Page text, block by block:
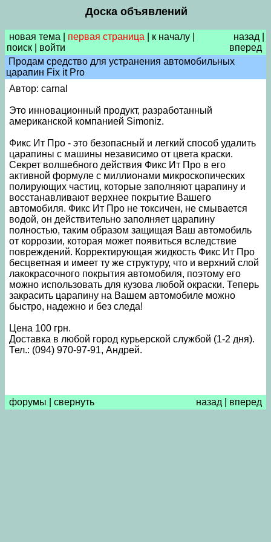
Доска объявлений
новая тема первая страница к началу
поиск
войти
назад
вперед
Продам средство для устранения автомобильных
царапин Fix it Pro
Автор: carnal
Это инновационный продукт, разработанный
американской компанией Simoniz.
Фикс Ит Про - это безопасный и легкий способ удалить
царапины с машины независимо от цвета краски.
Секрет волшебного действия Фикс Ит Про в его
активной формуле с миллионами микроскопических
полирующих частиц, которые заполняют царапину и
восстанавливают верхнее покрытие Вашего
автомобиля. Фикс Ит Про не токсичен, не смывается
водой, он действительно заполняет царапину
полностью, таким образом защищая Ваш автомобиль
от коррозии, которая может появиться вследствие
повреждений. Корректирующая жидкость Фикс Ит Про
бесцветная и имеет ту же структуру, что и верхний слой
лакокрасочного покрытия автомобиля, поэтому его
можно использовать для кузова любой окраски. Теперь
закрасить царапину на Вашем автомобиле можно
быстро, надежно и без следа!
Цена 100 грн.
Доставка в любой город курьерской службой (1-2 дня).
Тел.: (094) 970-97-91, Андрей.
форумы свернуть назад вперед